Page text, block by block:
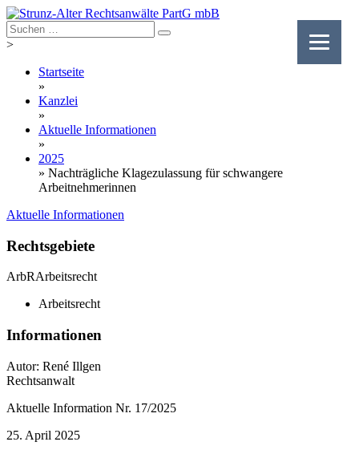
Skip
to
content
>
Startseite
»
Kanzlei
»
Aktuelle Informationen
»
2025
» Nachträgliche Klagezulassung für schwangere
Arbeitnehmerinnen
Aktuelle Informationen
Rechtsgebiete
ArbRArbeitsrecht
Arbeitsrecht
Informationen
Autor: René Illgen
Rechtsanwalt
Aktuelle Information Nr. 17/2025
25. April 2025